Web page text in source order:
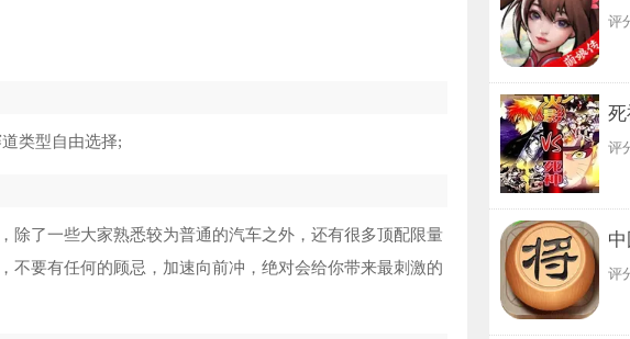
类型自由选择;
除了一些大家熟悉较为普通的汽车之外，还有很多顶配限量
不要有任何的顾忌，加速向前冲，绝对会给你带来最刺激的
评
评
评